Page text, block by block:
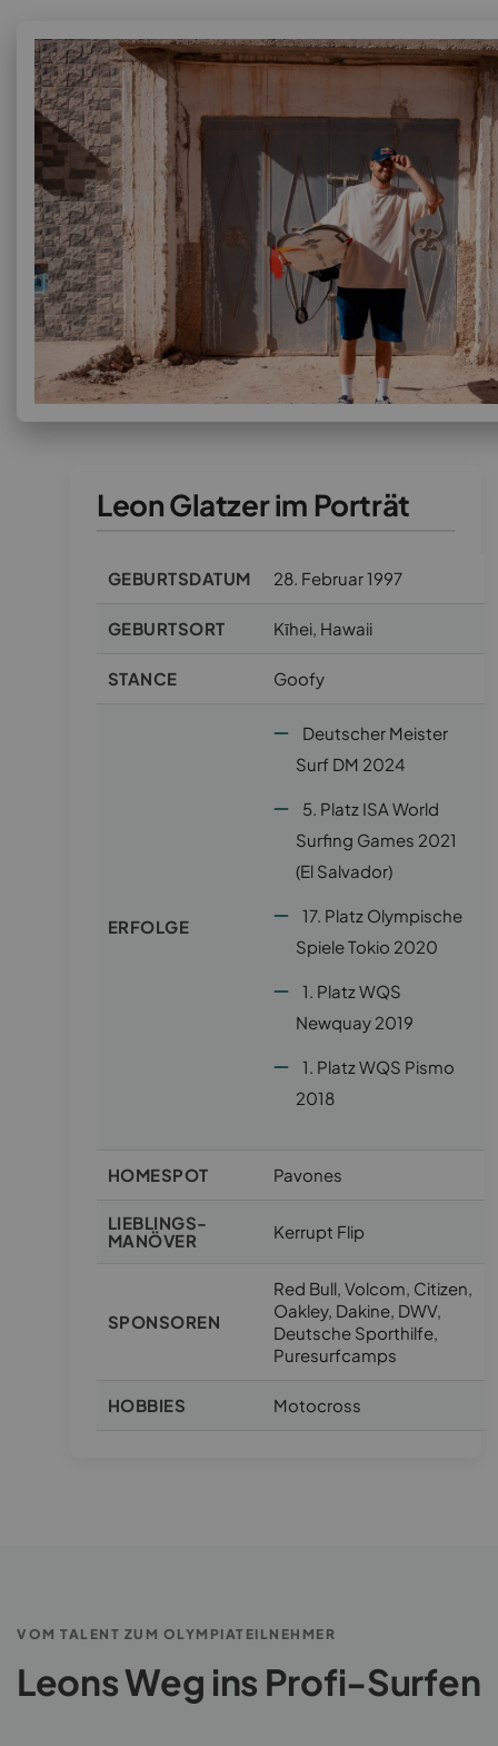
Leon Glatzer im Porträt
GEBURTSDATUM 28. Februar 1997
GEBURTSORT Kīhei, Hawaii
STANCE Goofy
ERFOLGE
Deutscher Meister
Surf DM 2024
5. Platz ISA World
Surfing Games 2021
(El Salvador)
17. Platz Olympische
Spiele Tokio 2020
1. Platz WQS
Newquay 2019
1. Platz WQS Pismo
2018
HOMESPOT Pavones
LIEBLINGS-
MANÖVER
Kerrupt Flip
SPONSOREN
Red Bull, Volcom, Citizen,
Oakley, Dakine, DWV,
Deutsche Sporthilfe,
Puresurfcamps
HOBBIES Motocross
VOM TALENT ZUM OLYMPIATEILNEHMER
Leons Weg ins Profi-Surfen